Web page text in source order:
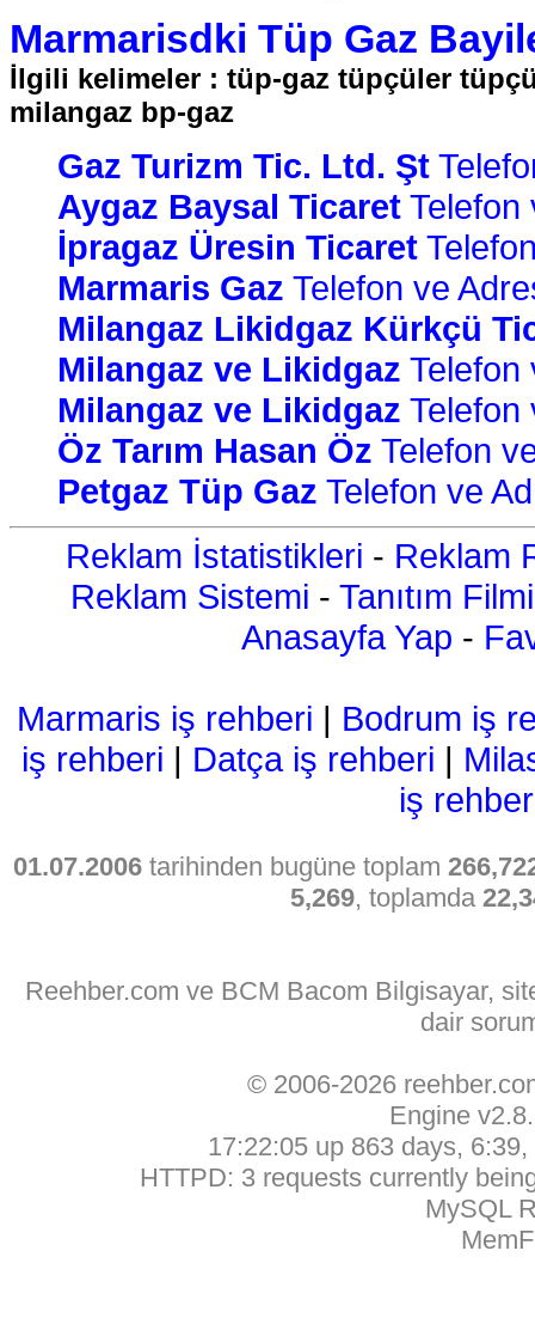
Marmarisdki Tüp Gaz
İlgili kelimeler : tüp-gaz tüpçüler
milangaz bp-gaz
Gaz Turizm Tic. Ltd. Şt
Aygaz Baysal Ticaret Telefon
İpragaz Üresin Ticaret
Marmaris Gaz Telefon ve
Milangaz Likidgaz Kürkçü
Milangaz ve Likidgaz Telefon
Milangaz ve Likidgaz Telefon
Öz Tarım Hasan Öz Telefon
Petgaz Tüp Gaz Telefon ve
Reklam İstatistikleri - Reklam
Reklam Sistemi - Tanıtım Filmi
Anasayfa Yap -
Marmaris iş rehberi | Bodrum iş
iş rehberi | Datça iş rehberi |
iş
01.07.2006 tarihinden bugüne toplam
5,269, toplamda
Reehber.com ve BCM Bacom Bilgisayar,
dair
© 2006-2026
Engine
17:22:05 up 863 days,
HTTPD: 3 requests currently
MySQL